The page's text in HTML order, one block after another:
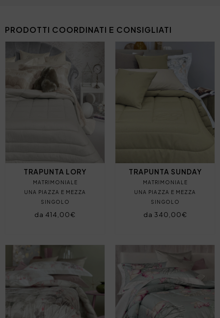
PRODOTTI COORDINATI E CONSIGLIATI
TRAPUNTA LORY
MATRIMONIALE
UNA PIAZZA E MEZZA
SINGOLO
da 414,00€
TRAPUNTA SUNDAY
MATRIMONIALE
UNA PIAZZA E MEZZA
SINGOLO
da 340,00€